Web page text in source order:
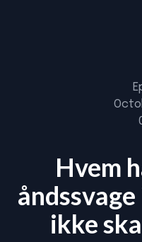
Hvem
ikke